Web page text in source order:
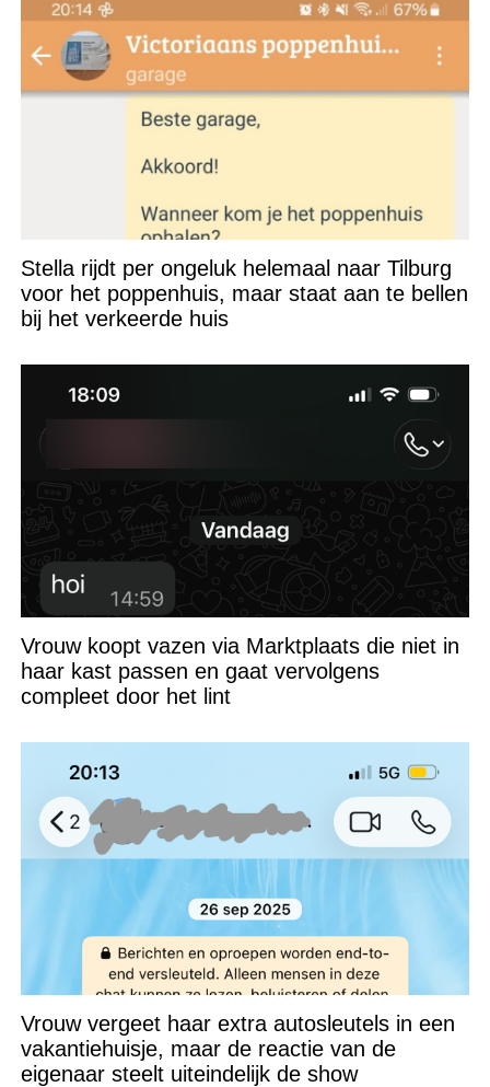
Stella rijdt per ongeluk helemaal naar Tilburg
voor het poppenhuis, maar staat aan te bellen
bij het verkeerde huis
Vrouw koopt vazen via Marktplaats die niet in
haar kast passen en gaat vervolgens
compleet door het lint
Vrouw vergeet haar extra autosleutels in een
vakantiehuisje, maar de reactie van de
eigenaar steelt uiteindelijk de show